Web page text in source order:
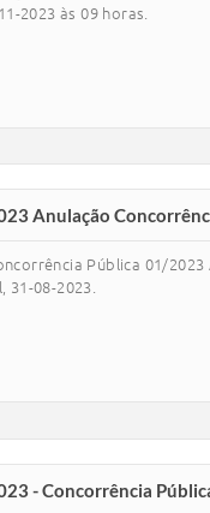
2023 às 09 horas.
Anulação
Pública 01/
31-08-2023.
- Concorrência